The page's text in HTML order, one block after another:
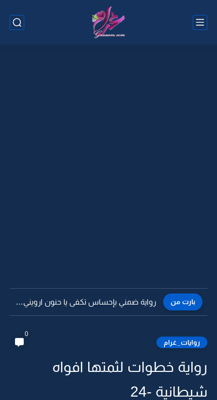
بارت من رواية ضمني بإحساس تكفى يا حنون ارويني من فيض حبك...
روايات_غرام
0
رواية خطوات لثمتها افواه
شيطانية -24